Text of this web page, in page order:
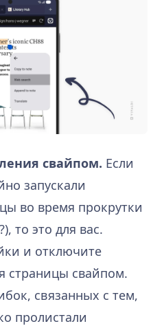
свайпом. Если
запускали
во время прокрутки
то это для вас.
и отключите
страницы свайпом.
связанных с тем,
пролистали